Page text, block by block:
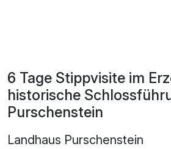
6 Tage Stippvisite im
historische
Purschenstein
Landhaus Purschenstein